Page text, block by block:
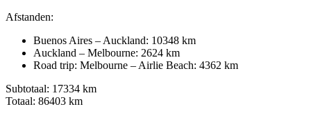
Afstanden:
Buenos Aires – Auckland: 10348 km
Auckland – Melbourne: 2624 km
Road trip: Melbourne – Airlie Beach: 4362 km
Subtotaal: 17334 km
Totaal: 86403 km